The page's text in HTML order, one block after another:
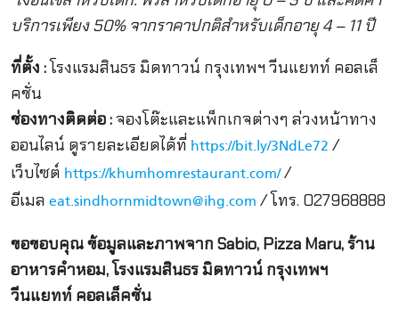
บริการเพียง 50% จากราคาปกติสำหรับเด็กอายุ 4 – 11 ปี
ที่ตั้ง :โรงแรมสินธร มิดทาวน์ กรุงเทพฯ วีนแยทท์ คอลเล็
คชั่น
ช่องทางติดต่อ :จองโต๊ะและแพ็กเกจต่างๆ ล่วงหน้าทาง
ออนไลน์ ดูรายละเอียดได้ที่ https://bit.ly/3NdLe72 /
เว็บไซต์ https://khumhomrestaurant.com//
อีเมล eat.sindhornmidtown@ihg.com / โทร. 027968888
ขอขอบคุณ ข้อมูลและภาพจาก Sabio, Pizza Maru, ร้าน
อาหารคำหอม, โรงแรมสินธร มิดทาวน์ กรุงเทพฯ
วีนแยทท์ คอลเล็คชั่น